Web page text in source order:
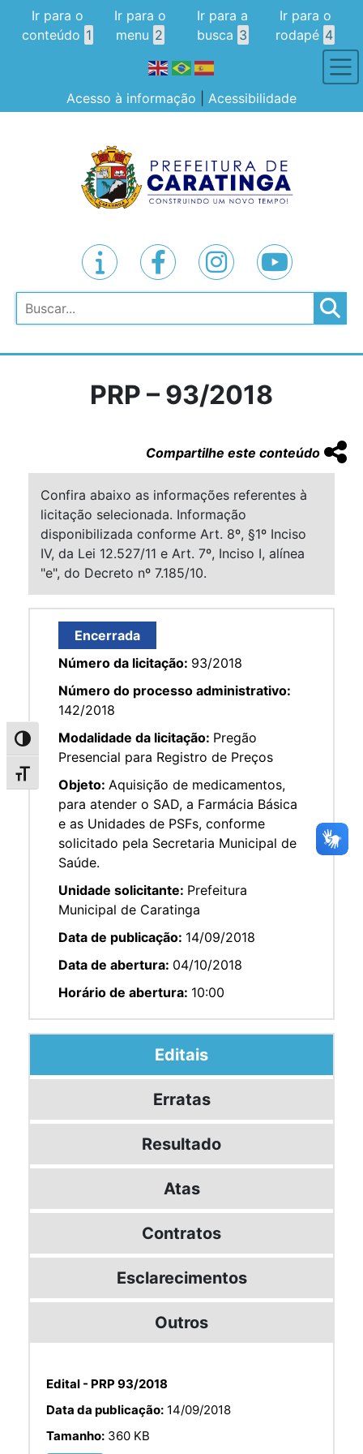
Alternar alto contraste
Alternar tamanho da fonte
Ir para o
conteúdo 1
Ir para o
menu 2
Ir para a
busca 3
Ir para o
rodapé 4
Acesso à informação Acessibilidade
Pesquisar
PRP – 93/2018
Compartilhe este conteúdo
Confira abaixo as informações referentes à
licitação selecionada. Informação
disponibilizada conforme Art. 8º, §1º Inciso
IV, da Lei 12.527/11 e Art. 7º, Inciso I, alínea
"e", do Decreto nº 7.185/10.
Encerrada
Número da licitação: 93/2018
Número do processo administrativo:
142/2018
Modalidade da licitação: Pregão
Presencial para Registro de Preços
Objeto: Aquisição de medicamentos,
para atender o SAD, a Farmácia Básica
e as Unidades de PSFs, conforme
solicitado pela Secretaria Municipal de
Saúde.
Unidade solicitante: Prefeitura
Municipal de Caratinga
Data de publicação: 14/09/2018
Data de abertura: 04/10/2018
Horário de abertura: 10:00
Editais
Erratas
Resultado
Atas
Contratos
Esclarecimentos
Outros
Edital - PRP 93/2018
Data da publicação: 14/09/2018
Tamanho: 360 KB